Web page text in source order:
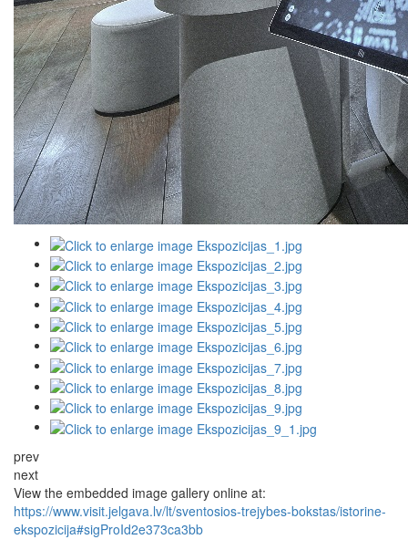
prev
next
View the embedded image gallery online at:
https://www.visit.jelgava.lv/lt/sventosios-trejybes-bokstas/istorine-
ekspozicija#sigProId2e373ca3bb